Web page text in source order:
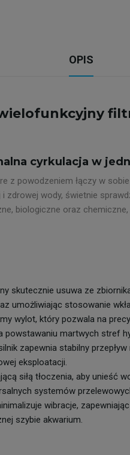
OPIS
cyrkulacja w
z powodzeniem łączy w
wody, świetnie
biologiczne oraz
skutecznie usuwa ze
umożliwiając stosowanie
wylot, który pozwala na
martwych stref
zapewnia stabilny
eksploatacji.
siłą tłoczenia, aby unieść
systemów
wibracje,
szybie akwarium.